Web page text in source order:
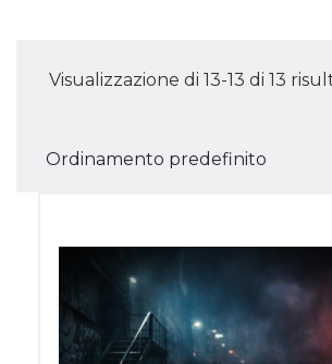
Visualizzazione di 13-13 di 13